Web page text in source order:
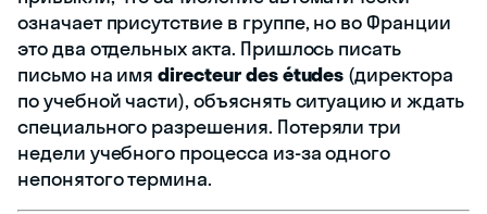
означает присутствие в группе, но во Франции
это два отдельных акта. Пришлось писать
письмо на имяdirecteur des études (директора
по учебной части), объяснять ситуацию и ждать
специального разрешения. Потеряли три
недели учебного процесса из-за одного
непонятого термина.